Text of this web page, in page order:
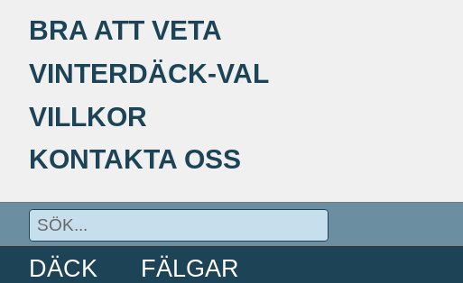
BRA ATT VETA
VINTERDÄCK-VAL
VILLKOR
KONTAKTA OSS
DÄCK
FÄLGAR